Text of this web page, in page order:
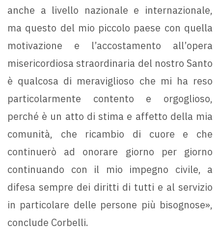
anche a livello nazionale e internazionale,
ma questo del mio piccolo paese con quella
motivazione e l’accostamento all’opera
misericordiosa straordinaria del nostro Santo
è qualcosa di meraviglioso che mi ha reso
particolarmente contento e orgoglioso,
perché è un atto di stima e affetto della mia
comunità, che ricambio di cuore e che
continuerò ad onorare giorno per giorno
continuando con il mio impegno civile, a
difesa sempre dei diritti di tutti e al servizio
in particolare delle persone più bisognose»,
conclude Corbelli.